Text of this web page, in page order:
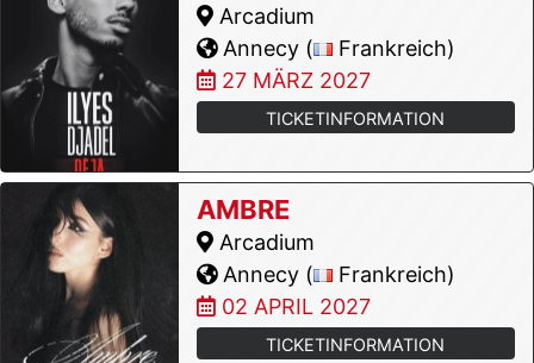
Arcadium
Annecy (
Frankreich)
27 MÄRZ 2027
TICKETINFORMATION
AMBRE
Arcadium
Annecy (
Frankreich)
02 APRIL 2027
TICKETINFORMATION